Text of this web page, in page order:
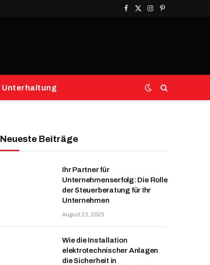
Facebook
X
Instagram
Pinterest
Unterhaltung
Neueste Beiträge
Ihr Partner für
Unternehmenserfolg: Die Rolle
der Steuerberatung für Ihr
Unternehmen
August 21, 2025
Wie die Installation
elektrotechnischer Anlagen
die Sicherheit in